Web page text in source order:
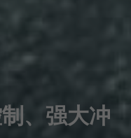
、强大冲